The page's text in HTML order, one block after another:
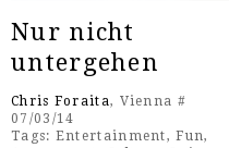
Nur nicht
untergehen
Chris Foraita, Vienna #
07/03/14
Tags: Entertainment,Fun,